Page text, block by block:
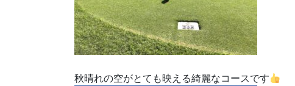
秋晴れの空がとても映える綺麗なコースです